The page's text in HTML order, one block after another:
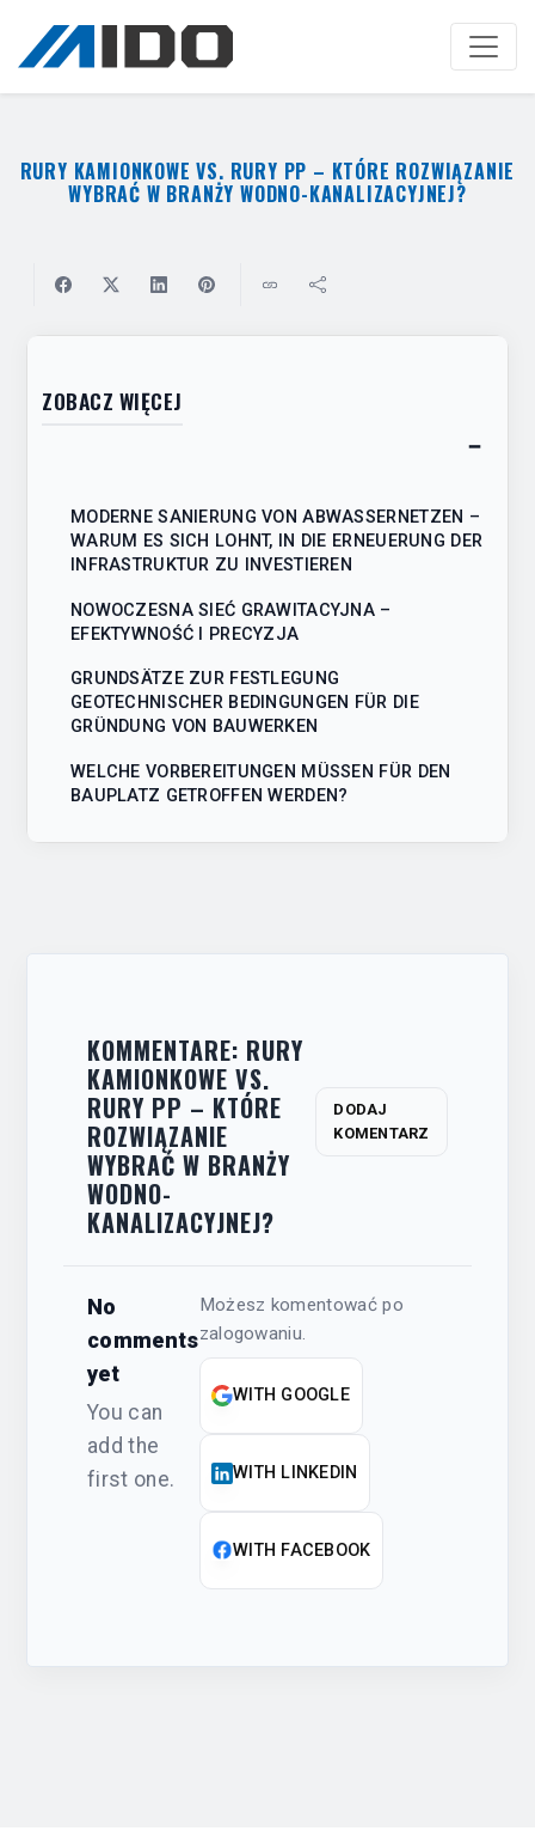
Hauptinhalt
springen
RURY KAMIONKOWE VS. RURY PP – KTÓRE ROZWIĄZANIE
WYBRAĆ W BRANŻY WODNO-KANALIZACYJNEJ?
KOMMENTARE: RURY
KAMIONKOWE VS.
RURY PP – KTÓRE
ROZWIĄZANIE
WYBRAĆ W BRANŻY
WODNO-
KANALIZACYJNEJ?
DODAJ
KOMENTARZ
No
comments
yet
You can
add the
first one.
Możesz komentować po
zalogowaniu.
WITH GOOGLE
WITH LINKEDIN
WITH FACEBOOK
ZOBACZ WIĘCEJ
−
of
MODERNE SANIERUNG VON ABWASSERNETZEN –
WARUM ES SICH LOHNT, IN DIE ERNEUERUNG DER
INFRASTRUKTUR ZU INVESTIEREN
NOWOCZESNA SIEĆ GRAWITACYJNA –
EFEKTYWNOŚĆ I PRECYZJA
GRUNDSÄTZE ZUR FESTLEGUNG
GEOTECHNISCHER BEDINGUNGEN FÜR DIE
GRÜNDUNG VON BAUWERKEN
WELCHE VORBEREITUNGEN MÜSSEN FÜR DEN
BAUPLATZ GETROFFEN WERDEN?